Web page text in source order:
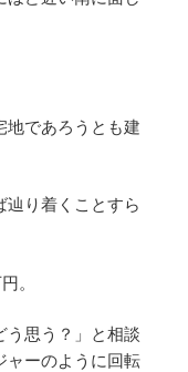
地であろうとも建
辿り着くことすら
。
う思う？」と相談
ャーのように回転